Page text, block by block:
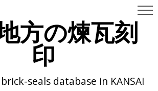
方の煉瓦刻
印
seals database in KANSAI